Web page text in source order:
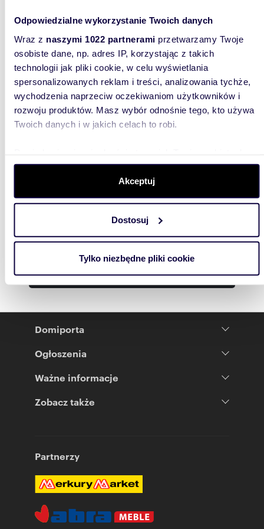
Odpowiedzialne wykorzystanie Twoich danych
Wraz z naszymi 1022 partnerami przetwarzamy Twoje
osobiste dane, np. adres IP, korzystając z takich
technologii jak pliki cookie, w celu wyświetlania
spersonalizowanych reklam i treści, analizowania tychże,
wychodzenia naprzeciw oczekiwaniom użytkowników i
rozwoju produktów. Masz wybór odnośnie tego, kto używa
Twoich danych i w jakich celach to robi.
są przetwarzane oraz ustaw własne preferencje wsekcji
. W Deklaracji plików cookie możesz zmienić
lub wycofać swoją zgodę w dowolnej chwili.
Wykorzystujemy pliki cookie do spersonalizowania treści i
reklam, aby oferować funkcje społecznościowe i
korzystasz z naszej witryny, udostępniamy partnerom
Akceptuj
Dostosuj
Tylko niezbędne pliki cookie
274,03m 2 47 075zł/m 2
Ekskluzywny apartament 274m2 z widokiem na
Pokaż więcej
Domiporta
Ogłoszenia
Ważne informacje
Zobacz także
Partnerzy